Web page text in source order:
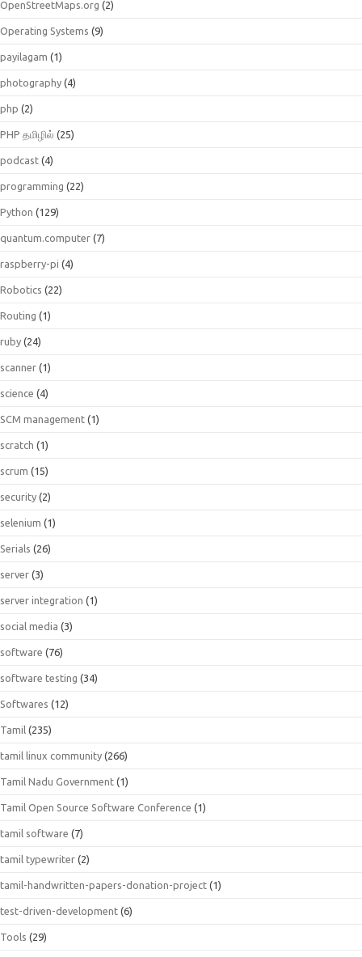
OpenStreetMaps.org (2)
Operating Systems (9)
payilagam (1)
photography (4)
php (2)
PHP தமிழில் (25)
podcast (4)
programming (22)
Python (129)
quantum.computer (7)
raspberry-pi (4)
Robotics (22)
Routing (1)
ruby (24)
scanner (1)
science (4)
SCM management (1)
scratch (1)
scrum (15)
security (2)
selenium (1)
Serials (26)
server (3)
server integration (1)
social media (3)
software (76)
software testing (34)
Softwares (12)
Tamil (235)
tamil linux community (266)
Tamil Nadu Government (1)
Tamil Open Source Software Conference (1)
tamil software (7)
tamil typewriter (2)
tamil-handwritten-papers-donation-project (1)
test-driven-development (6)
Tools (29)